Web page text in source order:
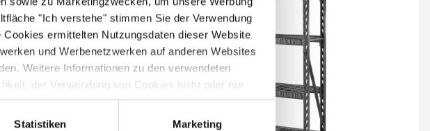
"Ich verstehe" stimmen Sie der Verwendung
ermittelten Nutzungsdaten dieser Website
und Werbenetzwerken auf anderen Websites
Weitere Informationen zu den verwendeten
der Verwendung von Cookies nicht oder nur
Statistiken Marketing